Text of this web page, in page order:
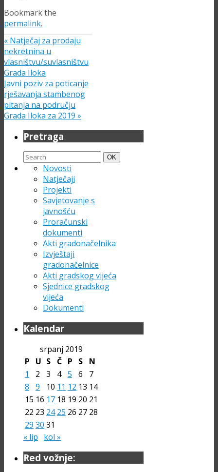
Bookmark the
permalink.
« Natječaj za prodaju
nekretnina u
vlasništvu/suvlasništvu
Grada Iloka
Javni poziv za poticanje
rješavanja stambenog
pitanja na području
Grada Iloka za 2019 »
Pretraga
Search
for:
Search
OK
Novosti
Natječaji
Projekti
Savjetovanje s
javnošću
Proračunski
dokumenti
Akti gradonačelnika
Izvještaji
gradonačelnice
Akti gradskog vijeća
Sjednice gradskog
vijeća
Dokumenti
Kalendar
srpanj 2019
P
U S Č P S
N
1
2 3 4 5 6
7
8
9 10 11 12 13 14
15 16 17 18 19 20 21
22 23 24 25 26 27 28
29 30 31
« lip
kol »
Red vožnje: